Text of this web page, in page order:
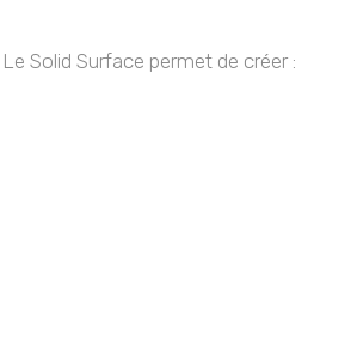
Solid Surface permet de créer :